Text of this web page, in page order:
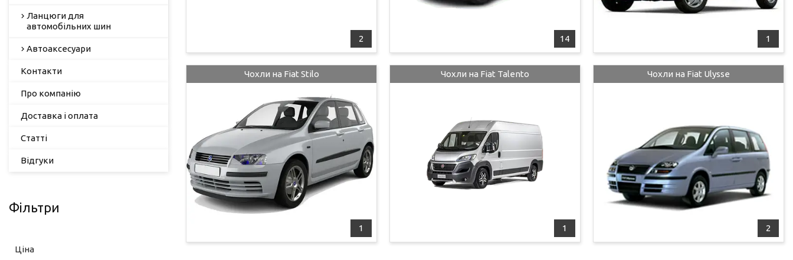
2 14 1
1
Чохли на Fiat Stilo
1
Чохли на Fiat Talento
2
Чохли на Fiat Ulysse
Ланцюги для
автомобільних шин
Автоаксесуари
Контакти
Про компанію
Доставка і оплата
Статті
Відгуки
Фільтри
Ціна